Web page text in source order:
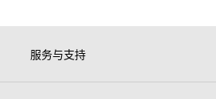
服务与支持